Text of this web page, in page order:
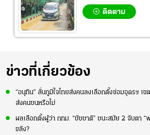
ติดตาม
ข่าวที่เกี่ยวข้อง
“อนุทิน” ลั่นภูมิใจไทยส่งคนลงเลือกตั้งซ่อมอุดรฯ เ
ส่งคนชนหรือไม่
ผลเลือกตั้งผู้ว่า กทม. “ชัชชาติ” ชนะสมัย 2 จับตา “
ขลัง?